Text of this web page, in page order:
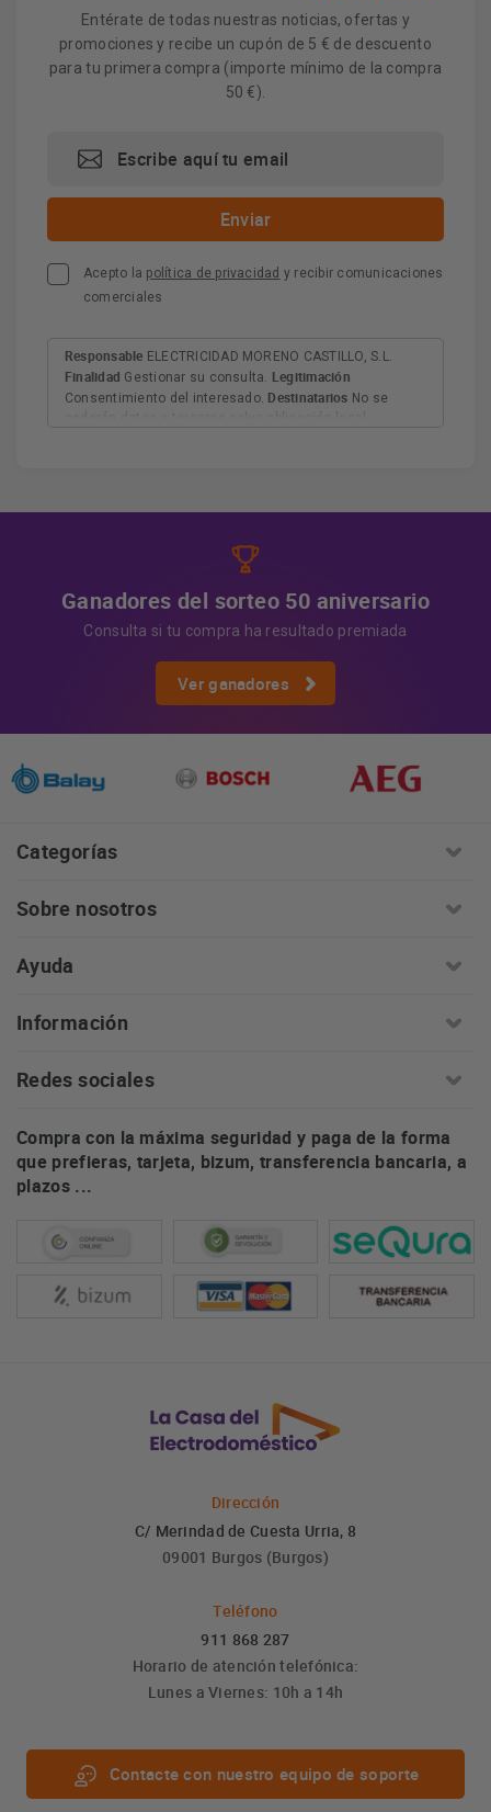
Entérate de todas nuestras noticias, ofertas y
promociones y recibe un cupón de 5 € de descuento
para tu primera compra (importe mínimo de la compra
50 €).
Acepto la política de privacidad y recibir comunicaciones
comerciales
Responsable ELECTRICIDAD MORENO CASTILLO, S.L.
Finalidad Gestionar su consulta. Legitimación
Consentimiento del interesado. Destinatarios No se
Ganadores del sorteo 50 aniversario
Consulta si tu compra ha resultado premiada
Ver ganadores
Categorías
Sobre nosotros
Ayuda
Información
Redes sociales
Compra con la máxima seguridad y paga de la forma
que prefieras, tarjeta, bizum, transferencia bancaria, a
plazos ...
Dirección
C/ Merindad de Cuesta Urria, 8
09001 Burgos (Burgos)
Teléfono
911 868 287
Horario de atención telefónica:
Lunes a Viernes: 10h a 14h
Contacte con nuestro equipo de soporte